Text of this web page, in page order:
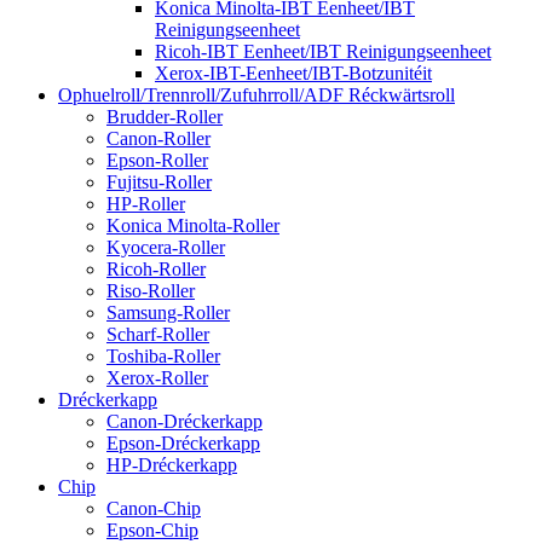
Konica Minolta-IBT Eenheet/IBT
Reinigungseenheet
Ricoh-IBT Eenheet/IBT Reinigungseenheet
Xerox-IBT-Eenheet/IBT-Botzunitéit
Ophuelroll/Trennroll/Zufuhrroll/ADF Réckwärtsroll
Brudder-Roller
Canon-Roller
Epson-Roller
Fujitsu-Roller
HP-Roller
Konica Minolta-Roller
Kyocera-Roller
Ricoh-Roller
Riso-Roller
Samsung-Roller
Scharf-Roller
Toshiba-Roller
Xerox-Roller
Dréckerkapp
Canon-Dréckerkapp
Epson-Dréckerkapp
HP-Dréckerkapp
Chip
Canon-Chip
Epson-Chip